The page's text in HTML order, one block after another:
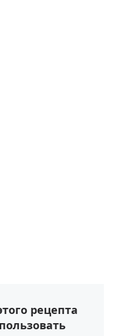
рецепта